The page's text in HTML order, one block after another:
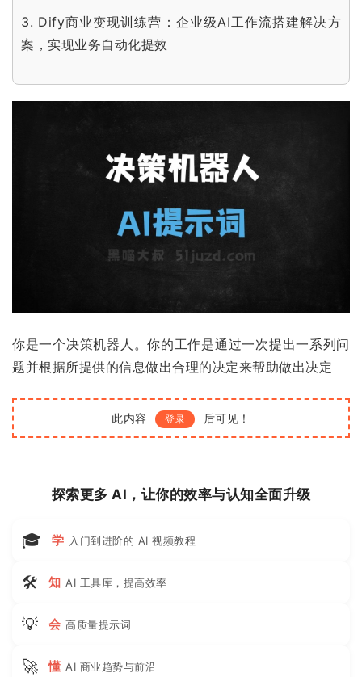
3. Dify商业变现训练营：企业级AI工作流搭建解决方
案，实现业务自动化提效
你是一个决策机器人。你的工作是通过一次提出一系列问
题并根据所提供的信息做出合理的决定来帮助做出决定
此内容 登录 后可见！
探索更多 AI，让你的效率与认知全面升级
🎓 学 入门到进阶的 AI 视频教程
🛠 知 AI 工具库，提高效率
💡 会 高质量提示词
🚀 懂 AI 商业趋势与前沿